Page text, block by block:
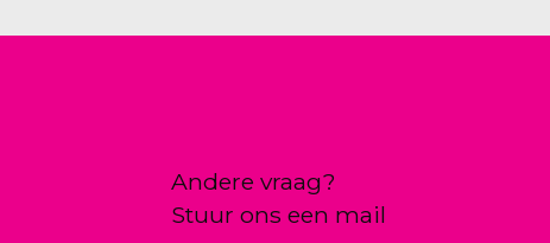
Andere vraag?
Stuur ons een mail